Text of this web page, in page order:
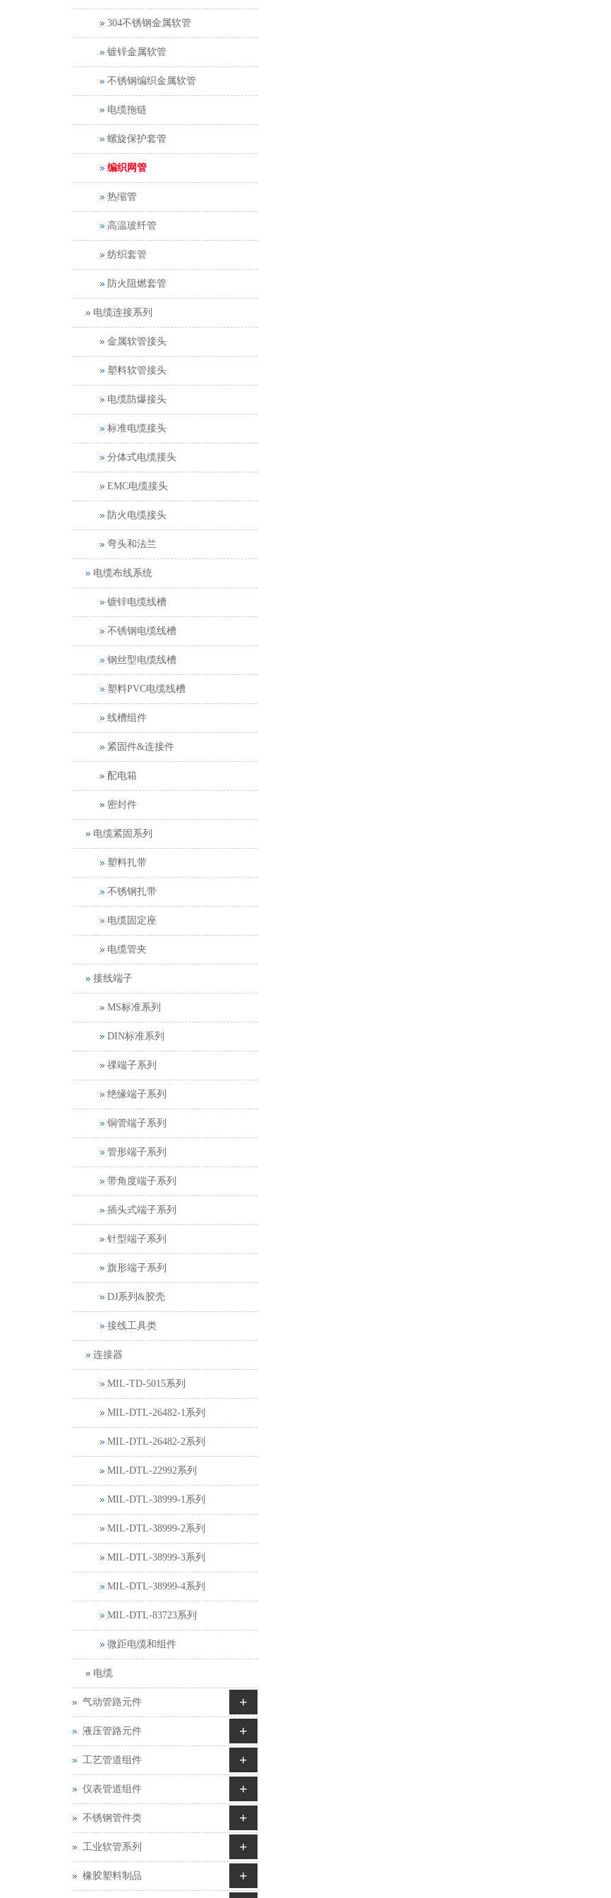
304不锈钢金属软管
镀锌金属软管
不锈钢编织金属软管
电缆拖链
螺旋保护套管
编织网管
热缩管
高温玻纤管
纺织套管
防火阻燃套管
电缆连接系列
金属软管接头
塑料软管接头
电缆防爆接头
标准电缆接头
分体式电缆接头
EMC电缆接头
防火电缆接头
弯头和法兰
电缆布线系统
镀锌电缆线槽
不锈钢电缆线槽
钢丝型电缆线槽
塑料PVC电缆线槽
线槽组件
紧固件&连接件
配电箱
密封件
电缆紧固系列
塑料扎带
不锈钢扎带
电缆固定座
电缆管夹
接线端子
MS标准系列
DIN标准系列
祼端子系列
绝缘端子系列
铜管端子系列
管形端子系列
带角度端子系列
插头式端子系列
针型端子系列
旗形端子系列
DJ系列&胶壳
接线工具类
连接器
MIL-TD-5015系列
MIL-DTL-26482-1系列
MIL-DTL-26482-2系列
MIL-DTL-22992系列
MIL-DTL-38999-1系列
MIL-DTL-38999-2系列
MIL-DTL-38999-3系列
MIL-DTL-38999-4系列
MIL-DTL-83723系列
微距电缆和组件
电缆
气动管路元件 +
液压管路元件 +
工艺管道组件 +
仪表管道组件 +
不锈钢管件类 +
工业软管系列 +
橡胶塑料制品
+